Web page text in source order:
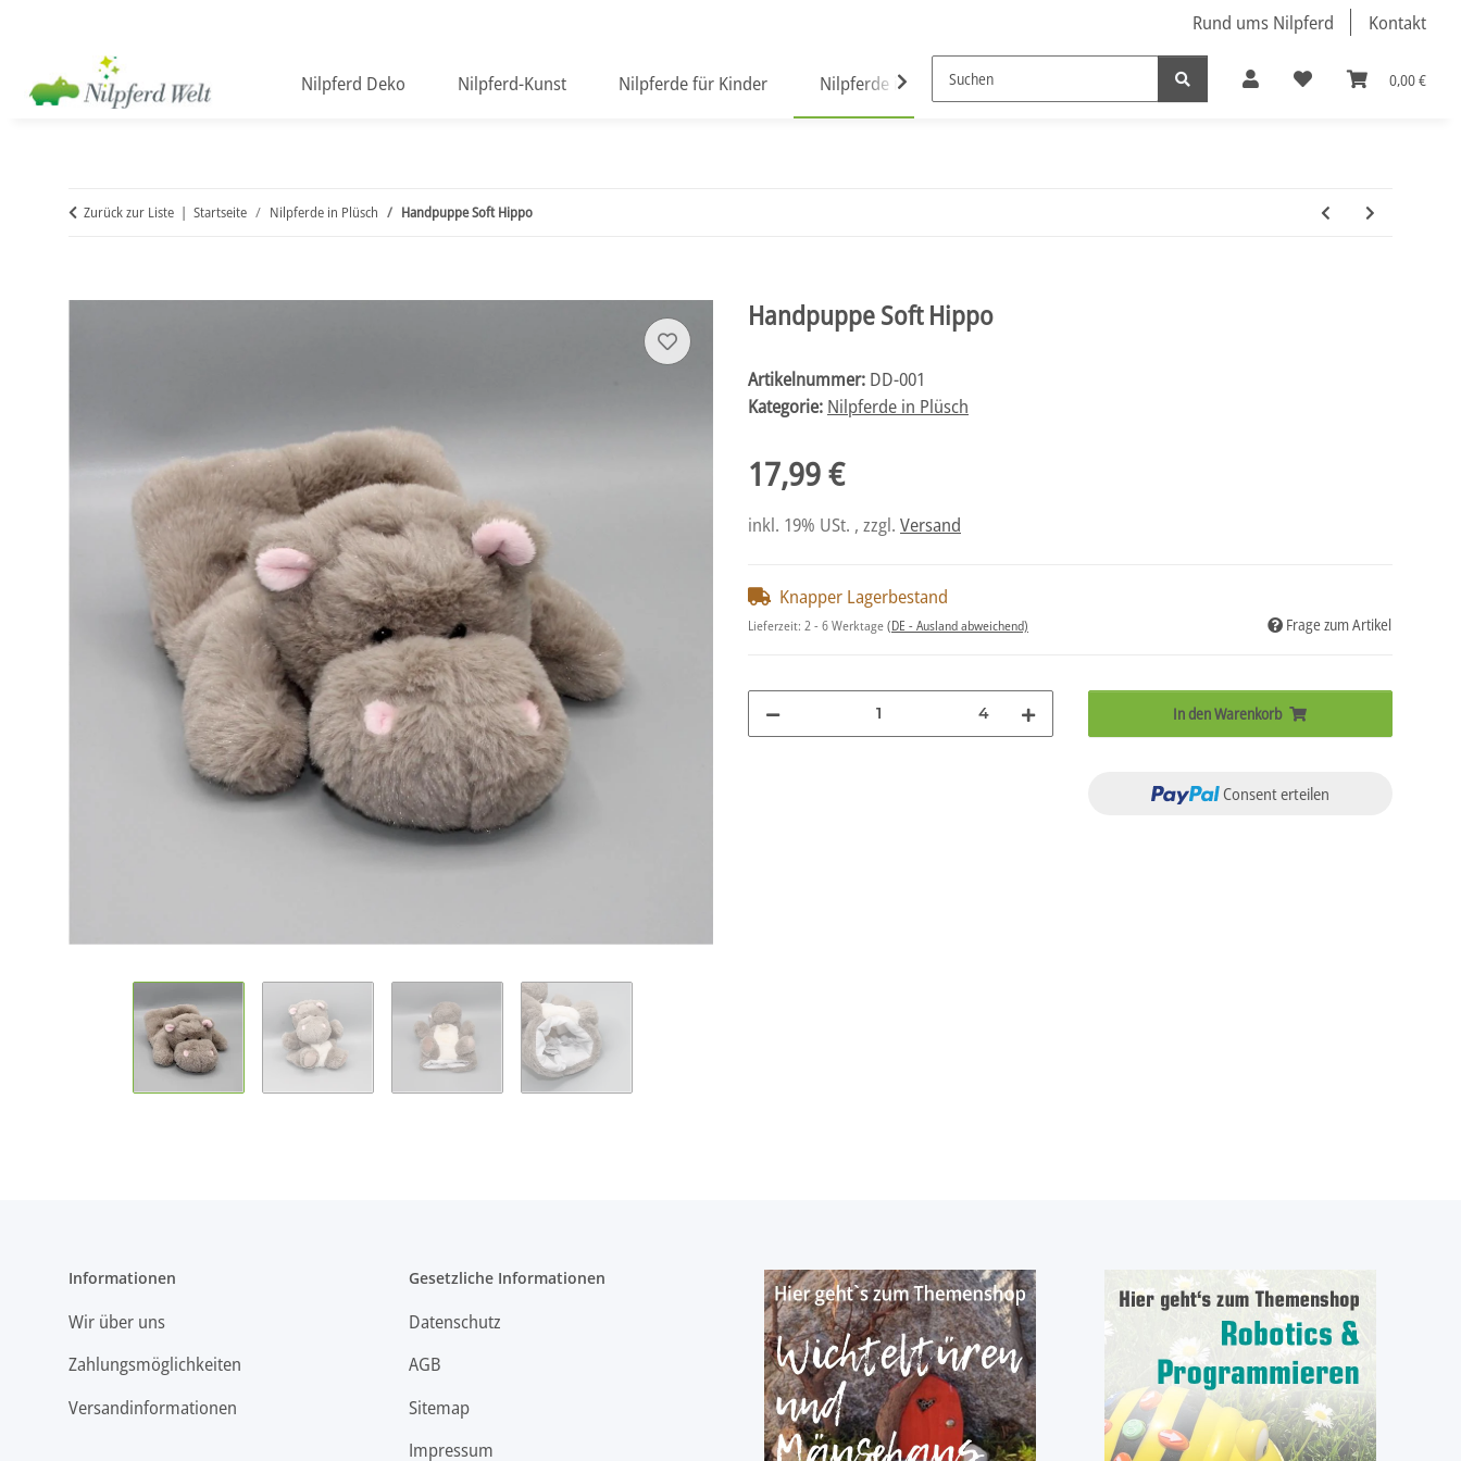
Rund ums Nilpferd Kontakt
0,00 €
Nilpferd Deko Nilpferd-Kunst Nilpferde für Kinder Nilpferde in Plüsch
Zurück zur Liste Startseite Nilpferde in Plüsch Handpuppe Soft Hippo
Handpuppe Soft Hippo
Artikelnummer: DD-001
Kategorie: Nilpferde in Plüsch
17,99 €
inkl. 19% USt. , zzgl. Versand
Knapper Lagerbestand
Lieferzeit: 2 - 6 Werktage(DE - Ausland abweichend) Frage zum Artikel
4 In den Warenkorb
Consent erteilen
Informationen
Wir über uns
Zahlungsmöglichkeiten
Versandinformationen
Gesetzliche Informationen
Datenschutz
AGB
Sitemap
Impressum